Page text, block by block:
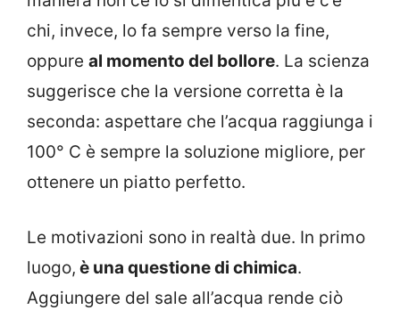
chi, invece, lo fa sempre verso la fine,
oppure al momento del bollore. La scienza
suggerisce che la versione corretta è la
seconda: aspettare che l’acqua raggiunga i
100° C è sempre la soluzione migliore, per
ottenere un piatto perfetto.
Le motivazioni sono in realtà due. In primo
luogo, è una questione di chimica.
Aggiungere del sale all’acqua rende ciò